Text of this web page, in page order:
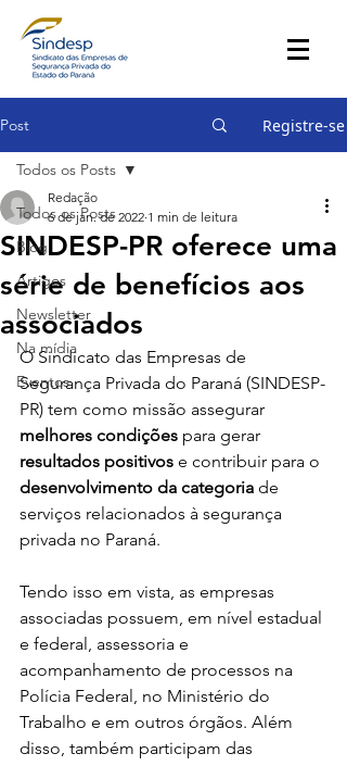
Post Registre-se
Todos os Posts
Blog
Artigos
Newsletter
Na mídia
Eventos
Todos os Posts
SINDESP-PR oferece uma
série de benefícios aos
associados
Redação
6 de jan. de 2022 1 min de leitura
O Sindicato das Empresas de
Segurança Privada do Paraná (SINDESP-
PR) tem como missão assegurar
melhores condições para gerar
resultados positivos e contribuir para o
desenvolvimento da categoria de
serviços relacionados à segurança
privada no Paraná.
Tendo isso em vista, as empresas
associadas possuem, em nível estadual
e federal, assessoria e
acompanhamento de processos na
Polícia Federal, no Ministério do
Trabalho e em outros órgãos. Além
disso, também participam das